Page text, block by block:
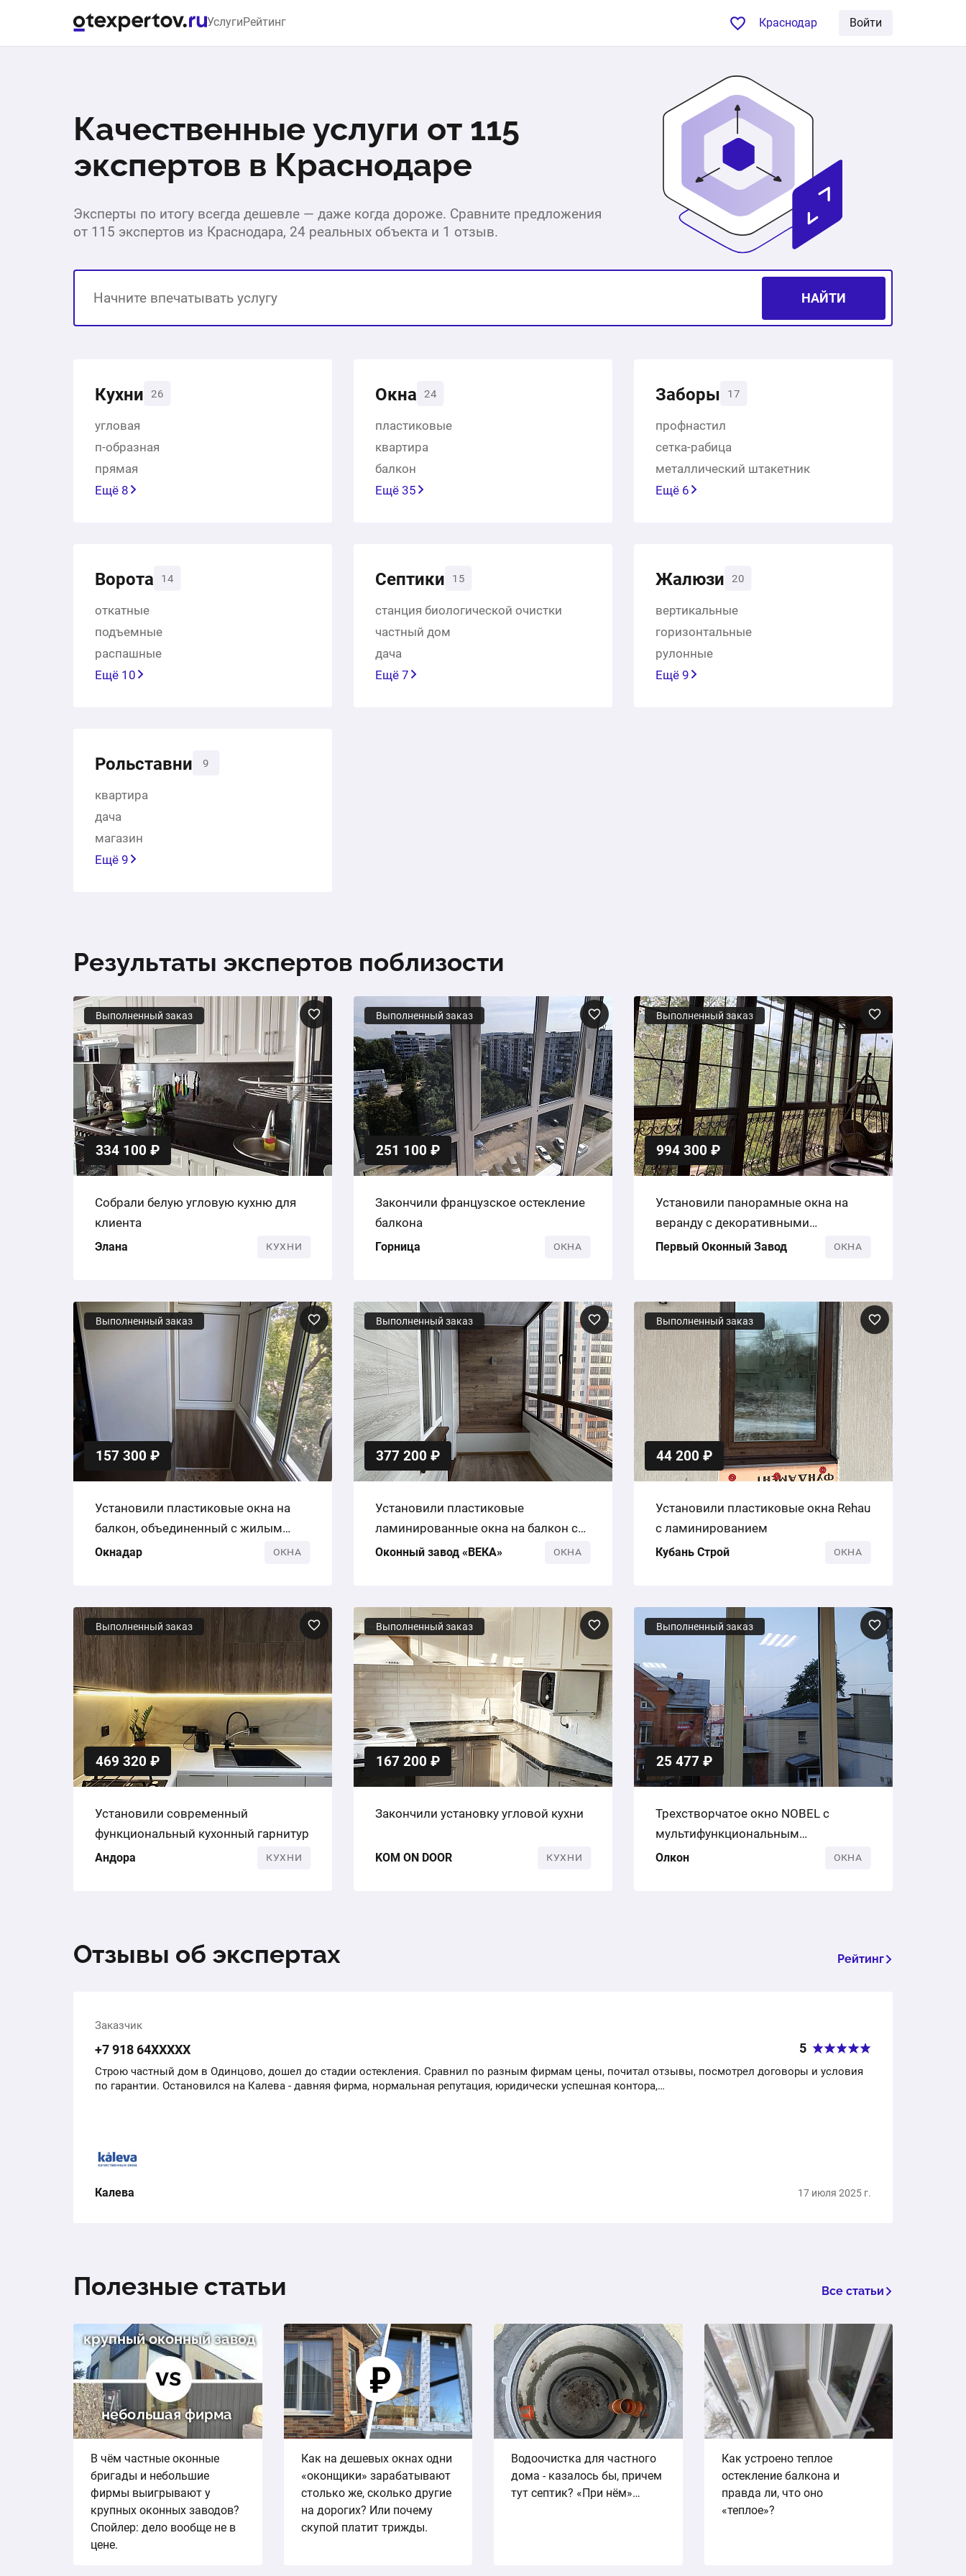
УслугиРейтинг Краснодар Войти
Качественные услуги от 115
экспертов в Краснодаре
Эксперты по итогу всегда дешевле — даже когда дороже. Сравните предложения
от 115 экспертов из Краснодара, 24 реальных объекта и 1 отзыв.
НАЙТИ
Кухни 26
угловая
п-образная
прямая
Ещё 8
Окна 24
пластиковые
квартира
балкон
Ещё 35
Заборы 17
профнастил
сетка-рабица
металлический штакетник
Ещё 6
Ворота 14
откатные
подъемные
распашные
Ещё 10
Септики 15
станция биологической очистки
частный дом
дача
Ещё 7
Жалюзи 20
вертикальные
горизонтальные
рулонные
Ещё 9
Рольставни 9
квартира
дача
магазин
Ещё 9
Результаты экспертов поблизости
Выполненный заказ
334 100 ₽
Собрали белую угловую кухню для
клиента
Элана КУХНИ
Выполненный заказ
251 100 ₽
Закончили французское остекление
балкона
Горница ОКНА
Выполненный заказ
994 300 ₽
Установили панорамные окна на
веранду с декоративными
шпросами
Первый Оконный Завод ОКНА
Выполненный заказ
157 300 ₽
Установили пластиковые окна на
балкон, объединенный с жилым
помещением
Окнадар ОКНА
Выполненный заказ
377 200 ₽
Установили пластиковые
ламинированные окна на балкон с
отделкой под ключ
Оконный завод «ВЕКА» ОКНА
Выполненный заказ
44 200 ₽
Установили пластиковые окна Rehau
с ламинированием
Кубань Строй ОКНА
Выполненный заказ
469 320 ₽
Установили современный
функциональный кухонный гарнитур
Андора КУХНИ
Выполненный заказ
167 200 ₽
Закончили установку угловой кухни
KOM ON DOOR КУХНИ
Выполненный заказ
25 477 ₽
Трехстворчатое окно NOBEL с
мультифункциональным
стеклопакетом
Олкон ОКНА
Отзывы об экспертах Рейтинг
Заказчик
+7 918 64ХХХХХ 5
Строю частный дом в Одинцово, дошел до стадии остекления. Сравнил по разным фирмам цены, почитал отзывы, посмотрел договоры и условия
по гарантии. Остановился на Калева - давняя фирма, нормальная репутация, юридически успешная контора,…
Калева 17 июля 2025 г.
Полезные статьи Все статьи
В чём частные оконные
бригады и небольшие
фирмы выигрывают у
крупных оконных заводов?
Спойлер: дело вообще не в
цене.
Как на дешевых окнах одни
«оконщики» зарабатывают
столько же, сколько другие
на дорогих? Или почему
скупой платит трижды.
Водоочистка для частного
дома - казалось бы, причем
тут септик? «При нём»…
Как устроено теплое
остекление балкона и
правда ли, что оно
«теплое»?